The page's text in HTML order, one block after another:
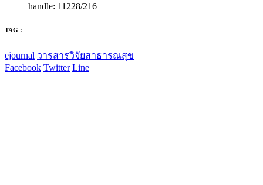
handle: 11228/216
TAG :
ejournal วารสารวิจัยสาธารณสุข
Facebook Twitter Line